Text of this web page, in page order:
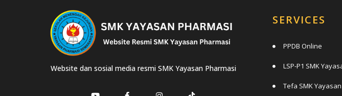
Website dan sosial media resmi SMK Yayasan Pharmasi
SERVICES
PPDB Online
LSP-P1 SMK
Tefa SMK